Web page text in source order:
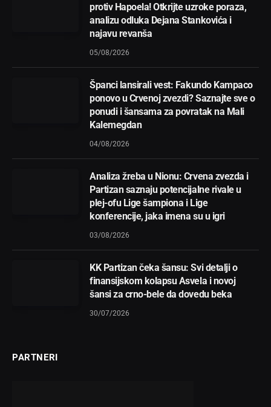
protiv Hapoela! Otkrijte uzroke poraza,
analizu odluka Dejana Stankovića i
najavu revanša
05/08/2026
Španci lansirali vest: Fakundo Kampaco
ponovo u Crvenoj zvezdi? Saznajte sve o
ponudi i šansama za povratak na Mali
Kalemegdan
04/08/2026
Analiza žreba u Nionu: Crvena zvezda i
Partizan saznaju potencijalne rivale u
plej-ofu Lige šampiona i Lige
konferencije, jaka imena su u igri
03/08/2026
KK Partizan čeka šansu: Svi detalji o
finansijskom kolapsu Asvela i novoj
šansi za crno-bele da dovedu beka
30/07/2026
PARTNERI